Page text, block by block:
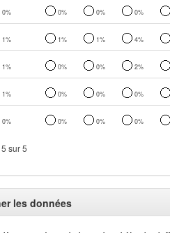
0% 0% 0% 0%
1% 1% 1% 4%
1% 0% 0% 2%
1% 0% 0% 0%
0% 0% 0% 0%
sur 5
les données